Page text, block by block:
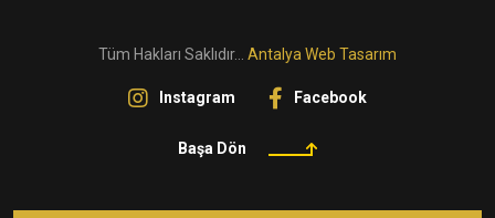
Tüm Hakları Saklıdır... Antalya Web Tasarım
Instagram Facebook
Başa Dön